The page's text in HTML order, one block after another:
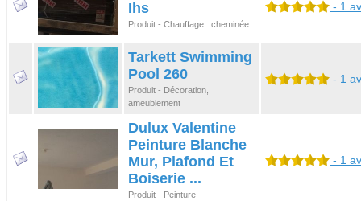
Ihs
Produit - Chauffage : cheminée
- 1
Tarkett Swimming
Pool 260
Produit - Décoration,
ameublement
- 1
Dulux Valentine
Peinture Blanche
Mur, Plafond Et
Boiserie ...
Produit - Peinture
- 1